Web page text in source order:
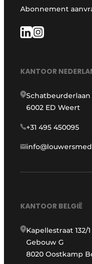
Abonnement
KANTOOR
Schatbeurderlaan
6002 ED Weert
+31 495 450095
KANTOOR BELGIË
Kapellestraat 132/1
Gebouw G
8020 Oostkamp